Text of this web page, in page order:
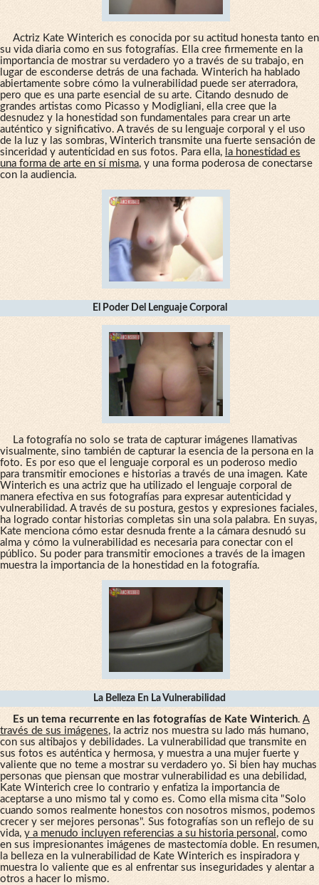
Actriz Kate Winterich es conocida por su actitud honesta tanto en
su vida diaria como en sus fotografías. Ella cree firmemente en la
importancia de mostrar su verdadero yo a través de su trabajo, en
lugar de esconderse detrás de una fachada. Winterich ha hablado
abiertamente sobre cómo la vulnerabilidad puede ser aterradora,
pero que es una parte esencial de su arte. Citando desnudo de
grandes artistas como Picasso y Modigliani, ella cree que la
desnudez y la honestidad son fundamentales para crear un arte
auténtico y significativo. A través de su lenguaje corporal y el uso
de la luz y las sombras, Winterich transmite una fuerte sensación de
sinceridad y autenticidad en sus fotos. Para ella, la honestidad es
una forma de arte en sí misma, y una forma poderosa de conectarse
con la audiencia.
El Poder Del Lenguaje Corporal
La fotografía no solo se trata de capturar imágenes llamativas
visualmente, sino también de capturar la esencia de la persona en la
foto. Es por eso que el lenguaje corporal es un poderoso medio
para transmitir emociones e historias a través de una imagen. Kate
Winterich es una actriz que ha utilizado el lenguaje corporal de
manera efectiva en sus fotografías para expresar autenticidad y
vulnerabilidad. A través de su postura, gestos y expresiones faciales,
ha logrado contar historias completas sin una sola palabra. En suyas,
Kate menciona cómo estar desnuda frente a la cámara desnudó su
alma y cómo la vulnerabilidad es necesaria para conectar con el
público. Su poder para transmitir emociones a través de la imagen
muestra la importancia de la honestidad en la fotografía.
La Belleza En La Vulnerabilidad
Es un tema recurrente en las fotografías de Kate Winterich. A
través de sus imágenes, la actriz nos muestra su lado más humano,
con sus altibajos y debilidades. La vulnerabilidad que transmite en
sus fotos es auténtica y hermosa, y muestra a una mujer fuerte y
valiente que no teme a mostrar su verdadero yo. Si bien hay muchas
personas que piensan que mostrar vulnerabilidad es una debilidad,
Kate Winterich cree lo contrario y enfatiza la importancia de
aceptarse a uno mismo tal y como es. Como ella misma cita "Solo
cuando somos realmente honestos con nosotros mismos, podemos
crecer y ser mejores personas". Sus fotografías son un reflejo de su
vida, y a menudo incluyen referencias a su historia personal , como
en sus impresionantes imágenes de mastectomía doble. En resumen,
la belleza en la vulnerabilidad de Kate Winterich es inspiradora y
muestra lo valiente que es al enfrentar sus inseguridades y alentar a
otros a hacer lo mismo.